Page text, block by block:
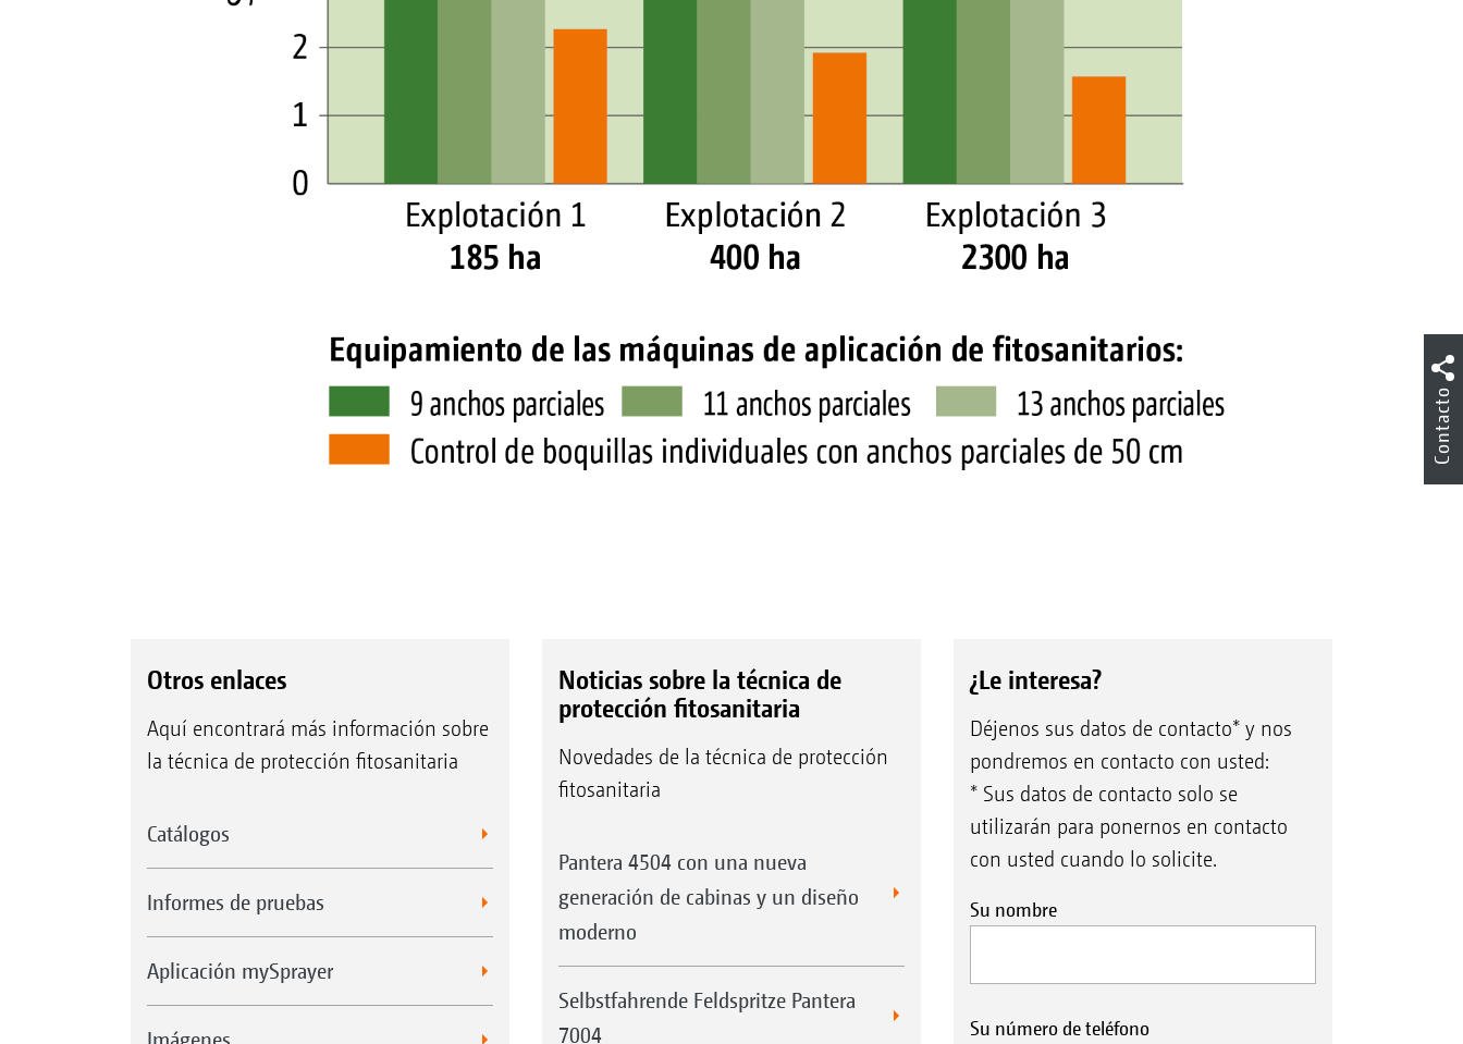
Otros enlaces
Aquí encontrará más información sobre
la técnica de protección fitosanitaria
Catálogos
Informes de pruebas
Aplicación mySprayer
Imágenes
Noticias sobre la técnica de
protección fitosanitaria
Novedades de la técnica de protección
fitosanitaria
Pantera 4504 con una nueva
generación de cabinas y un diseño
moderno
Selbstfahrende Feldspritze Pantera
7004
¿Le interesa?
Déjenos sus datos de contacto* y nos
pondremos en contacto con usted:
* Sus datos de contacto solo se
utilizarán para ponernos en contacto
con usted cuando lo solicite.
Su nombre
Su número de teléfono
Contacto